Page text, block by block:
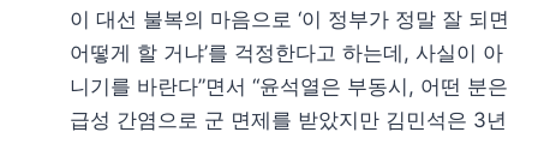
이 대선 불복의 마음으로 ‘이 정부가 정말 잘 되면
어떻게 할 거냐’를 걱정한다고 하는데, 사실이 아
니기를 바란다”면서 “윤석열은 부동시, 어떤 분은
급성 간염으로 군 면제를 받았지만 김민석은 3년